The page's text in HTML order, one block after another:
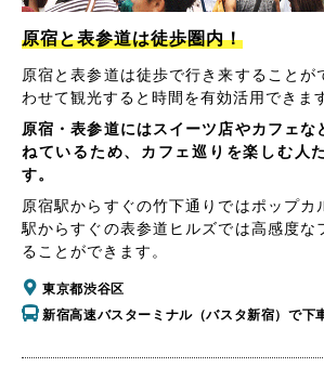
原宿と表参道は徒歩圏内！
原宿と表参道は徒歩で行き来することが
わせて観光すると時間を有効活用できま
原宿・表参道にはスイーツ店やカフェな
ねているため、カフェ巡りを楽しむ人
す。
原宿駅からすぐの竹下通りではポップカ
駅からすぐの表参道ヒルズでは高感度な
ることができます。
東京都渋谷区
新宿高速バスターミナル（バスタ新宿）で下